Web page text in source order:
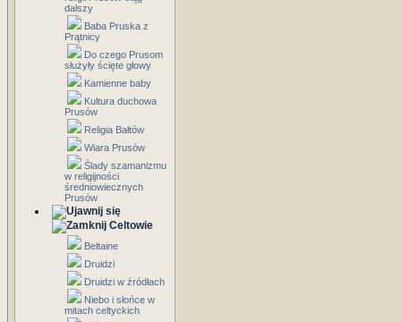
dalszy
Baba Pruska z
Prątnicy
Do czego Prusom
służyły ścięte głowy
Kamienne baby
Kultura duchowa
Prusów
Religia Bałtów
Wiara Prusów
Ślady szamanizmu
w religijności
średniowiecznych
Prusów
Celtowie
Beltaine
Druidzi
Druidzi w źródłach
Niebo i słońce w
mitach celtyckich